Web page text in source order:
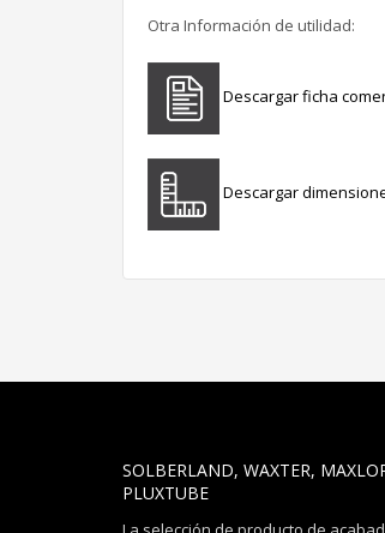
Otra Información de utilidad:
Descargar ficha
Descargar
SOLBERLAND, WAXTER,
PLUXTUBE